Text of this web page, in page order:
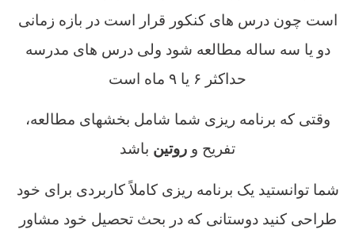
است چون درس های کنکور قرار است در بازه زمانی
دو یا سه ساله مطالعه شود ولی درس های مدرسه
حداکثر ۶ یا ۹ ماه است
وقتی که برنامه ریزی شما شامل بخشهای مطالعه،
تفریح و روتین باشد
شما توانستید یک برنامه ریزی کاملاً کاربردی برای خود
طراحی کنید دوستانی که در بحث تحصیل خود مشاور